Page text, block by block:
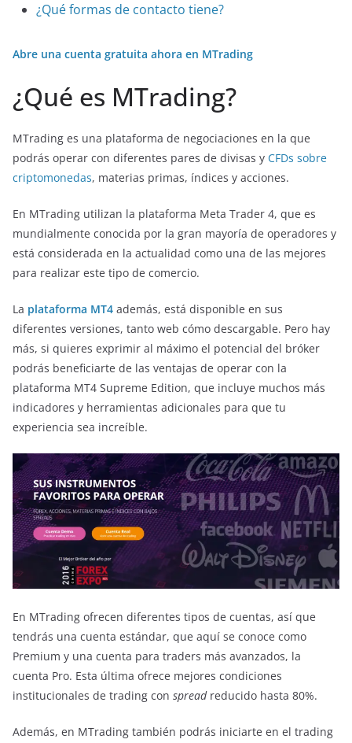
¿Qué formas de contacto tiene?
Abre una cuenta gratuita ahora en MTrading
¿Qué es MTrading?
MTrading es una plataforma de negociaciones en la que
podrás operar con diferentes pares de divisas y CFDs sobre
criptomonedas, materias primas, índices y acciones.
En MTrading utilizan la plataforma Meta Trader 4, que es
mundialmente conocida por la gran mayoría de operadores y
está considerada en la actualidad como una de las mejores
para realizar este tipo de comercio.
La plataforma MT4 además, está disponible en sus
diferentes versiones, tanto web cómo descargable. Pero hay
más, si quieres exprimir al máximo el potencial del bróker
podrás beneficiarte de las ventajas de operar con la
plataforma MT4 Supreme Edition, que incluye muchos más
indicadores y herramientas adicionales para que tu
experiencia sea increíble.
En MTrading ofrecen diferentes tipos de cuentas, así que
tendrás una cuenta estándar, que aquí se conoce como
Premium y una cuenta para traders más avanzados, la
cuenta Pro. Esta última ofrece mejores condiciones
institucionales de trading con spreadreducido hasta 80%.
Además, en MTrading también podrás iniciarte en el trading